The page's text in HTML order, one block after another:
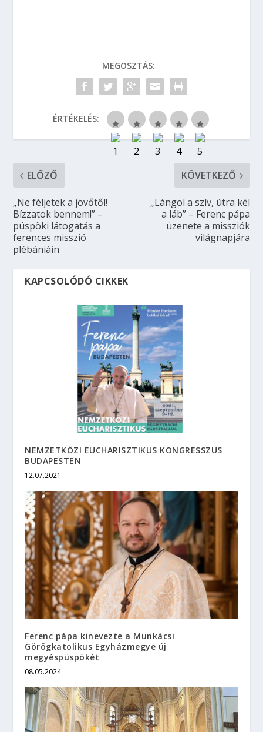
MEGOSZTÁS:
ÉRTÉKELÉS:
ELŐZŐ
„Ne féljetek a jövőtől!
Bízzatok bennem!” –
püspöki látogatás a
ferences misszió
plébániáin
KÖVETKEZŐ
„Lángol a szív, útra kél
a láb” – Ferenc pápa
üzenete a missziók
világnapjára
KAPCSOLÓDÓ CIKKEK
NEMZETKÖZI EUCHARISZTIKUS KONGRESSZUS
BUDAPESTEN
12.07.2021
Ferenc pápa kinevezte a Munkácsi
Görögkatolikus Egyházmegye új
megyéspüspökét
08.05.2024